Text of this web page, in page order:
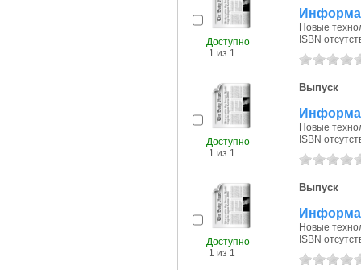
Доступно
1 из 1
Новые
ISBN
Доступно
1 из 1
Выпуск
Новые
ISBN
Доступно
1 из 1
Выпуск
Новые
ISBN